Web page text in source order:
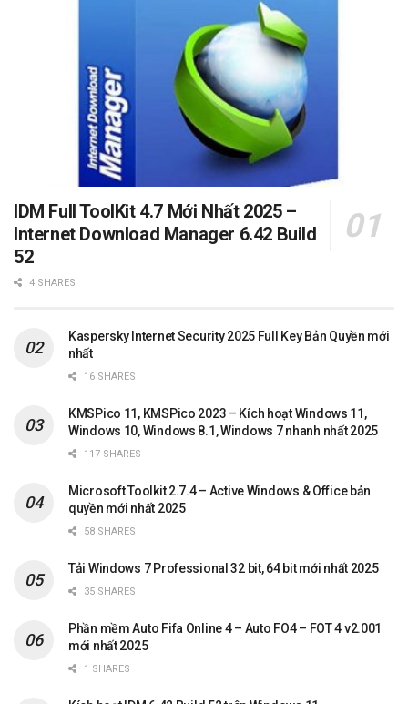
IDM Full ToolKit 4.7 Mới Nhất 2025 –
Internet Download Manager 6.42 Build
52
4 SHARES
Kaspersky Internet Security 2025 Full Key Bản Quyền mới
nhất
16 SHARES
KMSPico 11, KMSPico 2023 – Kích hoạt Windows 11,
Windows 10, Windows 8.1, Windows 7 nhanh nhất 2025
117 SHARES
Microsoft Toolkit 2.7.4 – Active Windows & Office bản
quyền mới nhất 2025
58 SHARES
Tải Windows 7 Professional 32 bit, 64 bit mới nhất 2025
35 SHARES
Phần mềm Auto Fifa Online 4 – Auto FO4 – FOT 4 v2.001
mới nhất 2025
1 SHARES